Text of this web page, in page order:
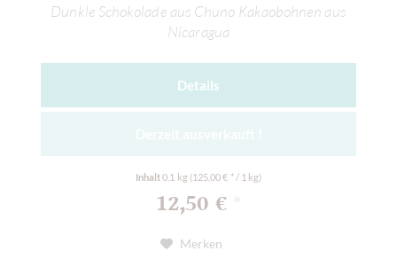
Dunkle Schokolade aus Chuno Kakaobohnen aus
Nicaragua
Details
Inhalt0.1 kg (125,00 € * / 1 kg)
12,50 €
Merken